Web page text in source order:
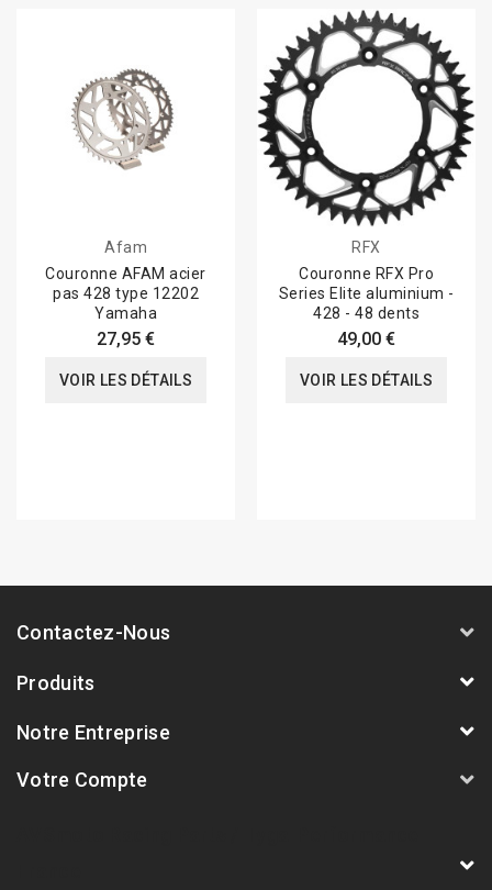
Afam
Couronne AFAM acier
pas 428 type 12202
Yamaha
27,95 €
VOIR LES DÉTAILS
RFX
Couronne RFX Pro
Series Elite aluminium -
428 - 48 dents
49,00 €
VOIR LES DÉTAILS
Contactez-Nous
Produits
Notre Entreprise
Votre Compte